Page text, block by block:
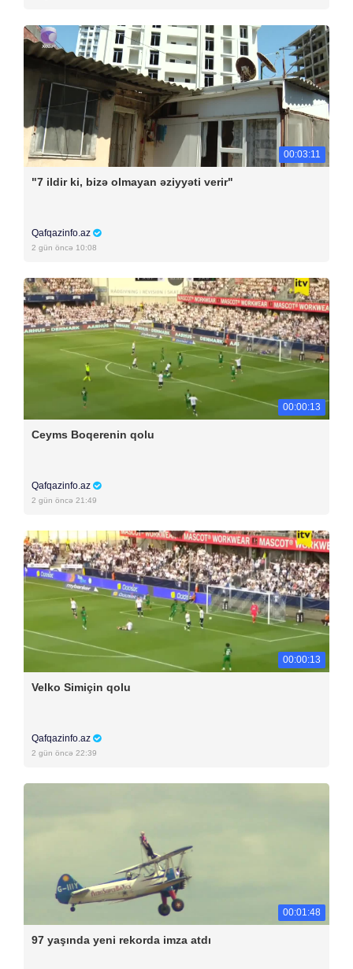
00:03:11
"7 ildir ki, bizə olmayan əziyyəti verir"
Qafqazinfo.az
2 gün öncə 10:08
00:00:13
Ceyms Boqerenin qolu
Qafqazinfo.az
2 gün öncə 21:49
00:00:13
Velko Simiçin qolu
Qafqazinfo.az
2 gün öncə 22:39
00:01:48
97 yaşında yeni rekorda imza atdı